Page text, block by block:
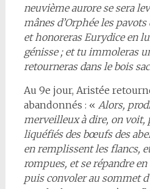
neuvième aurore se sera
mânes d’Orphée les
et honoreras Eurydice en
génisse ; et tu immoleras
retourneras dans le bois
Au 9e jour, Aristée
abandonnés : « Alors,
merveilleux à dire, on voit,
liquéfiés des bœufs des
en remplissent les flancs,
rompues, et se répandre
puis convoler au sommet